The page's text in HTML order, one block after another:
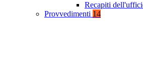
Recapiti
Provvedimenti 14